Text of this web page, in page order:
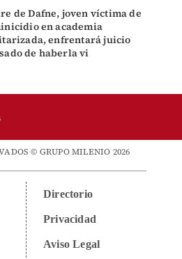
de Dafne, joven víctima de
en academia
enfrentará juicio
de haberla vi
© GRUPO MILENIO 2026
Directorio
Privacidad
Aviso Legal